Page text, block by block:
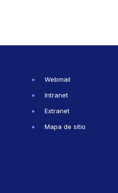
Webmail
Intranet
Extranet
Mapa de sitio